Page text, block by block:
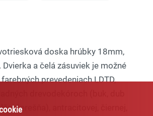
doska hrúbky 18mm,
a čelá zásuviek je možné
prevedeniach LDTD,
čerešňa), antracitovej, čiernej,